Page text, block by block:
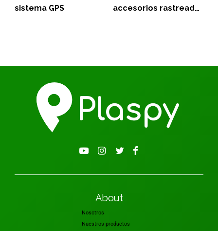
sistema GPS
accesorios rastreador
About
Nosotros
Nuestros productos